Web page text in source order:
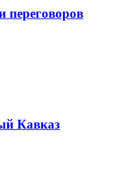
переговоров
Кавказ